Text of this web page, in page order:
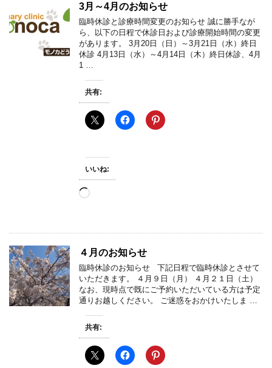
3月～4月のお知らせ
臨時休診と診療時間変更のお知らせ 誠に勝手なが
ら、以下の日程で休診日および診療開始時間の変更
があります。 3月20日（日）～3月21日（水）終日
休診 4月13日（水）～4月14日（木）終日休診、4月
1 …
共有:
いいね:
読
み
４月のお知らせ
臨時休診のお知らせ 下記日程で臨時休診とさせて
いただきます。 ４月９日（月） ４月２１日（土）
なお、現時点で既にご予約いただいている方は予定
通りお越しください。 ご迷惑をおかけいたしま …
共有: